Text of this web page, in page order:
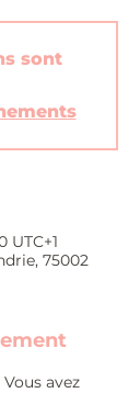
sont
UTC+1
75002
avez